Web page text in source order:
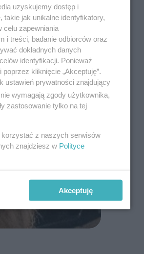
uzyskujemy dostęp i
jak unikalne identyfikatory,
celu zapewniania
i treści, badanie odbiorców oraz
dokładnych danych
identyfikacji. Ponieważ
kliknięcie „Akceptuję”.
ustawień prywatności znajdujący
wymagają zgody użytkownika,
zastosowanie tylko na tej
korzystać z naszych serwisów
znajdziesz w Polityce
Akceptuję